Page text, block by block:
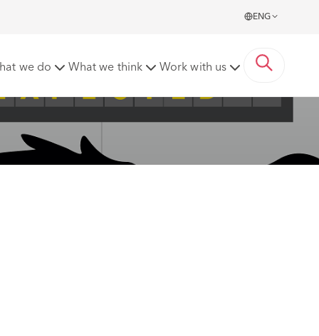
ENG
we do What we think Work with us